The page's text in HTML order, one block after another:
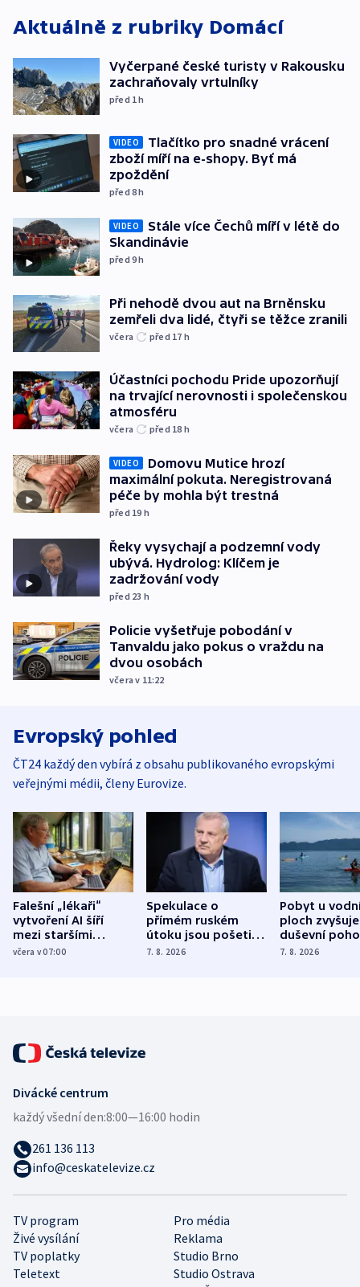
Aktuálně z rubriky Domácí
Vyčerpané české turisty v Rakousku
zachraňovaly vrtulníky
před 1h
VIDEO
Tlačítko pro snadné vrácení
zboží míří na e-shopy. Byť má
zpoždění
před 8h
VIDEO
Stále více Čechů míří v létě do
Skandinávie
před 9h
Při nehodě dvou aut na Brněnsku
zemřeli dva lidé, čtyři se těžce zranili
včera před 17 h
Účastníci pochodu Pride upozorňují
na trvající nerovnosti i společenskou
atmosféru
včera před 18 h
VIDEO
Domovu Mutice hrozí
maximální pokuta. Neregistrovaná
péče by mohla být trestná
před 19 h
Řeky vysychají a podzemní vody
ubývá. Hydrolog: Klíčem je
zadržování vody
před 23 h
Policie vyšetřuje pobodání v
Tanvaldu jako pokus o vraždu na
dvou osobách
včera v 11:22
Evropský pohled
ČT24 každý den vybírá z obsahu publikovaného evropskými
veřejnými médii, členy Eurovize.
Falešní „lékaři“
vytvoření AI šíří
mezi staršími
Poláky nebezpečné
včera v 07:00
Spekulace o
přímém ruském
útoku jsou pošetilé,
míní estonský
7. 8. 2026
Pobyt u
ploch zvyšuje
duševní
ukázala
7. 8. 2026
TV program
Pro média
Živé vysílání
Reklama
TV poplatky
Studio Brno
Teletext
Studio Ostrava
Divácké centrum
každý všední den:8:00—16:00 hodin
261 136 113
info@ceskatelevize.cz